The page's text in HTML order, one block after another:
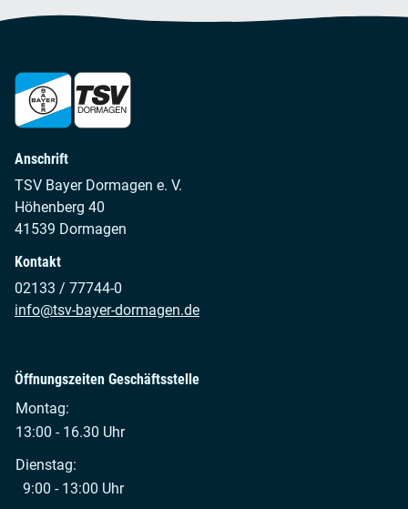
Anschrift
TSV Bayer Dormagen e. V.
Höhenberg 40
41539 Dormagen
Kontakt
02133 / 77744-0
info@tsv-bayer-dormagen.de
Öffnungszeiten Geschäftsstelle
Montag:
13:00 - 16.30 Uhr
Dienstag:
9:00 - 13:00 Uhr